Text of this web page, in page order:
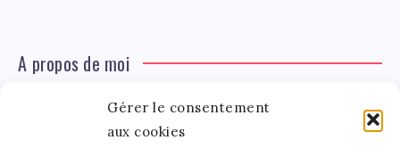
Gérer le consentement
aux cookies
A propos de moi
Léa Tinger
Fondatrice